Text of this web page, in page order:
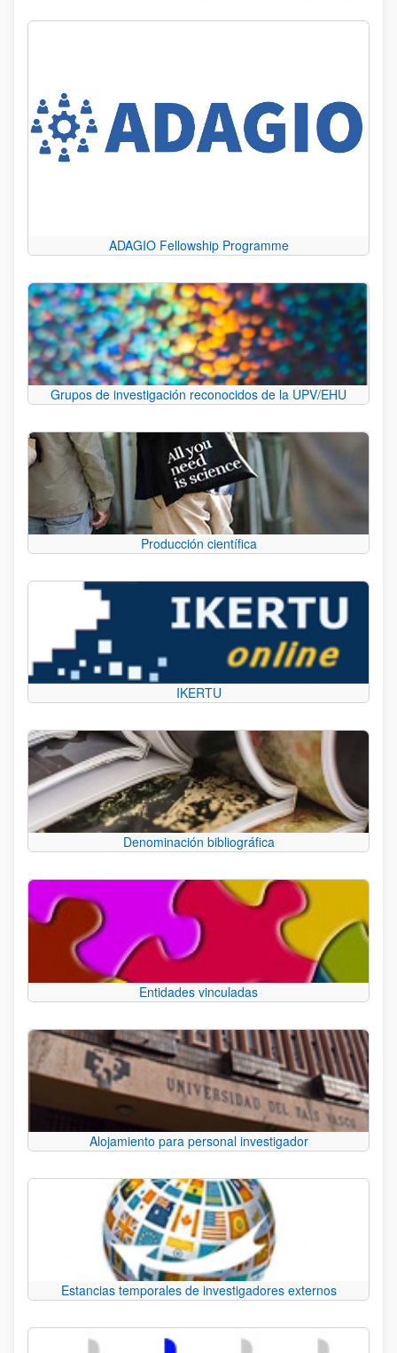
ADAGIO Fellowship Programme
Grupos de investigación reconocidos de la UPV/EHU
Producción científica
IKERTU
Denominación bibliográfica
Entidades vinculadas
Alojamiento para personal investigador
Estancias temporales de investigadores externos